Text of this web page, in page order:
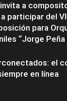
invita a
participar del
para
“Jorge Peña
el
en línea